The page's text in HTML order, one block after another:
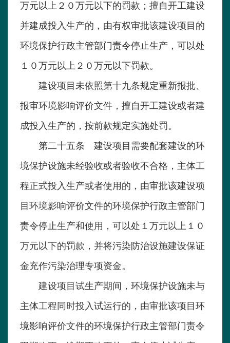
万元以上２０万元以下的罚款；擅自开工建设
并建成投入生产的，由有权审批该建设项目的
环境保护行政主管部门责令停止生产，可以处
１０万元以上２０万元以下罚款。
建设项目未依照第十九条规定重新报批、
报审环境影响评价文件，擅自开工建设或者建
成投入生产的，按前款规定实施处罚。
第二十五条 建设项目需要配套建设的环
境保护设施未经验收或者验收不合格，主体工
程正式投入生产或者使用的，由审批该建设项
目环境影响评价文件的环境保护行政主管部门
责令停止生产和使用，可以处１万元以上１０
万元以下的罚款，并将污染防治设施建设保证
金充作污染治理专项资金。
建设项目试生产期间，环境保护设施未与
主体工程同时投入试运行的，由审批该项目环
境影响评价文件的环境保护行政主管部门责令